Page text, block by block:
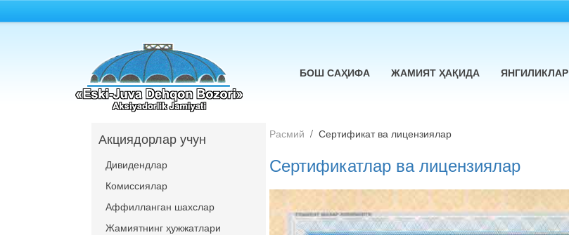
БОШ САҲИФА ЖАМИЯТ ҲАҚИДА ЯНГИЛИКЛАР
Расмий Сертификат ва лицензиялар
Сертификатлар ва лицензиялар
Акциядорлар учун
Дивидендлар
Комиссиялар
Аффилланган шахслар
Жамиятнинг ҳужжатлари